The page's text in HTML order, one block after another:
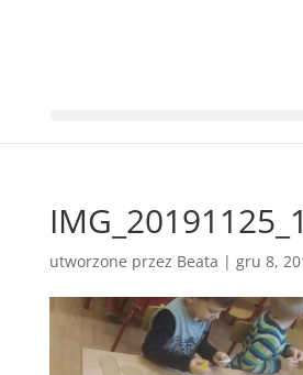
utworzone przez Beata | gru 8,